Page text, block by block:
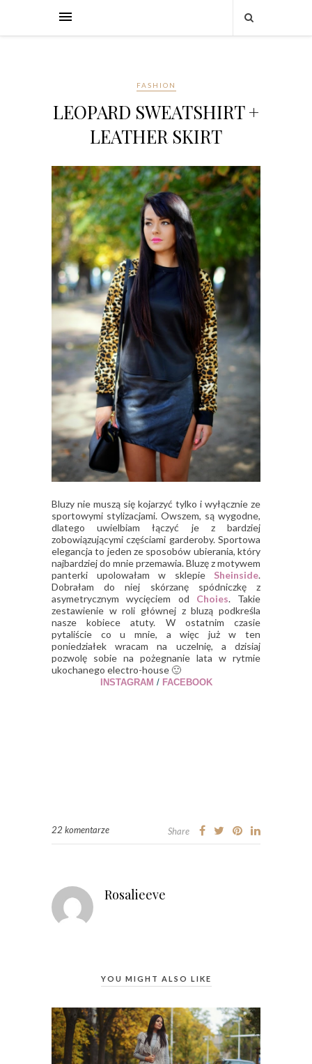
FASHION
LEOPARD SWEATSHIRT +
LEATHER SKIRT
Bluzy nie muszą się kojarzyć tylko i wyłącznie ze
sportowymi stylizacjami. Owszem, są wygodne,
dlatego uwielbiam łączyć je z bardziej
zobowiązującymi częściami garderoby. Sportowa
elegancja to jeden ze sposobów ubierania, który
najbardziej do mnie przemawia. Bluzę z motywem
panterki upolowałam w sklepie Sheinside.
Dobrałam do niej skórzanę spódniczkę z
asymetrycznym wycięciem od Choies. Takie
zestawienie w roli głównej z bluzą podkreśla
nasze kobiece atuty. W ostatnim czasie
pytaliście co u mnie, a więc już w ten
poniedziałek wracam na uczelnię, a dzisiaj
pozwolę sobie na pożegnanie lata w rytmie
ukochanego electro-house 🙂
INSTAGRAM / FACEBOOK
22 komentarze Share
Rosalieeve
YOU MIGHT ALSO LIKE